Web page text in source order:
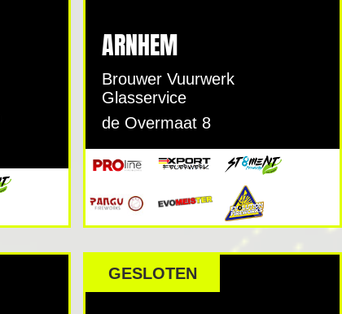
ARNHEM
Brouwer Vuurwerk
Glasservice
de Overmaat 8
GESLOTEN